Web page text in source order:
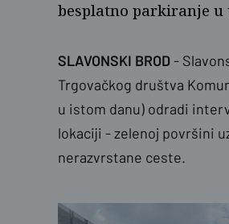
besplatno parkiranje u
SLAVONSKI BROD-
Trgovačkog društva
u istom danu) odradi
lokaciji - zelenoj površini
nerazvrstane ceste.